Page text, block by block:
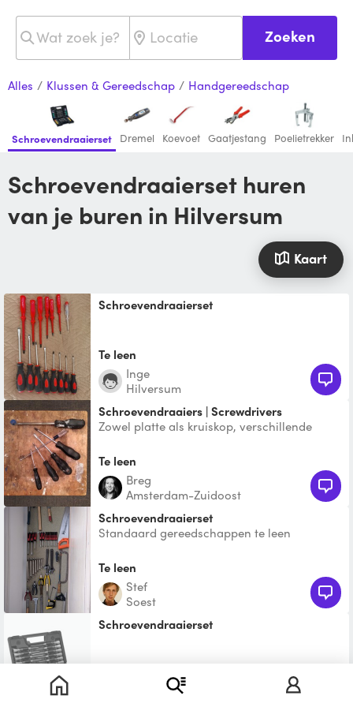
Zoeken
Alles / Klussen & Gereedschap / Handgereedschap
Schroevendraaierset Dremel Koevoet Gaatjestang Poelietrekker
Schroevendraaierset huren
van je buren in Hilversum
Kaart
schroevendraaierset
Te leen
Inge
Hilversum
Schroevendraaiers | Screwdrivers
Zowel platte als kruiskop, verschillende
Both flat and ph
Te leen
Breg
Amsterdam-Zuidoost
schroevendraaierset
Standaard gereedschappen te leen
Te leen
Stef
Soest
Schroevendraaierset